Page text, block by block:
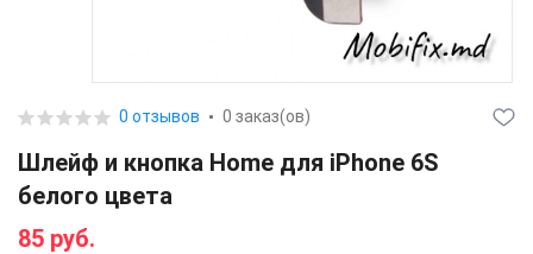
0 отзывов 0 заказ(ов)
Шлейф и кнопка Home для iPhone 6S
белого цвета
85 руб.